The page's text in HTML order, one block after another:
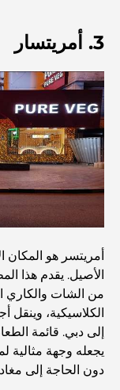
أفضل المناطق
فنادق الخمس
أشياء يمكنك
المقاهي في
والمجتمع
مطاعم دبي
الطعام
3. أمريتسار
أمريتسر هو المكان
الأصيل. يقدم هذا
من الشات والكاري
الكلاسيكية، وينقل
إلى دبي. قائمة
يجعله وجهة مثالية
دون الحاجة إلى